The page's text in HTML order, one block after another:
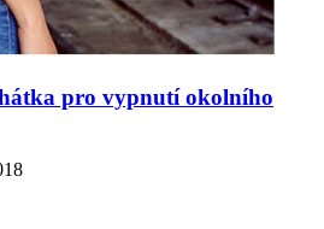
pro vypnutí okolního